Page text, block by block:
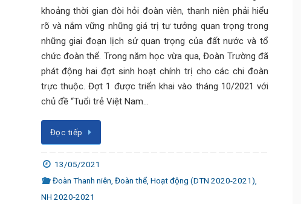
khoảng thời gian đòi hỏi đoàn viên, thanh niên phải hiểu
rõ và nắm vững những giá trị tư tưởng quan trọng trong
những giai đoạn lịch sử quan trọng của đất nước và tổ
chức đoàn thể. Trong năm học vừa qua, Đoàn Trường đã
phát động hai đợt sinh hoạt chính trị cho các chi đoàn
trực thuộc. Đợt 1 được triển khai vào tháng 10/2021 với
chủ đề “Tuổi trẻ Việt Nam…
Đọc tiếp
13/05/2021
Đoàn Thanh niên Đoàn thể, Hoạt động (DTN 2020-2021)
NH 2020-2021